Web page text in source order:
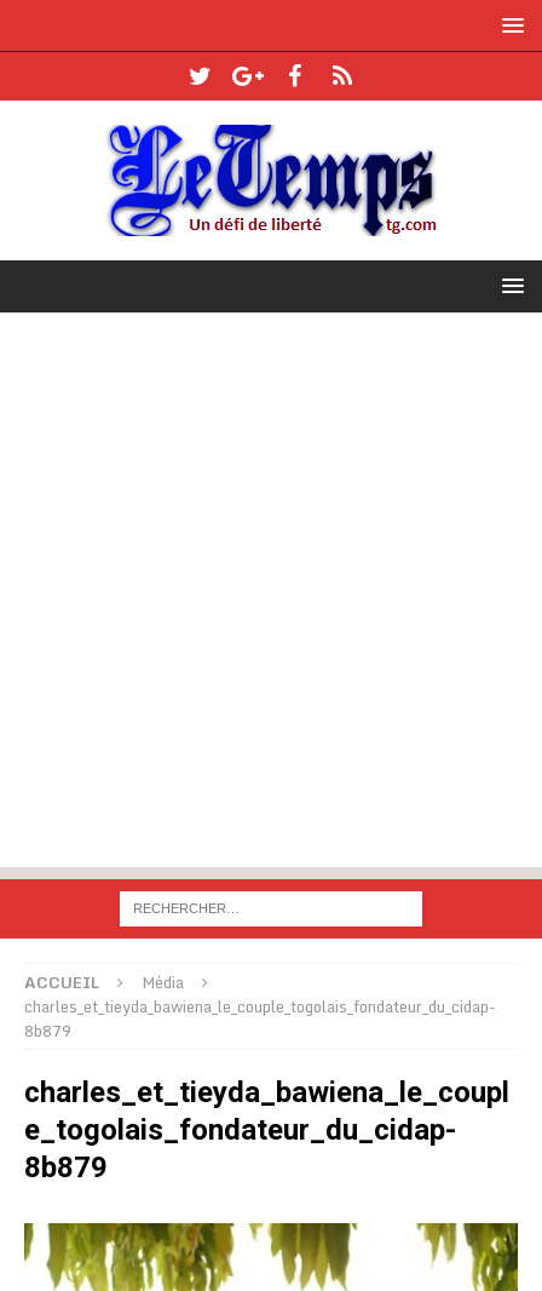
ACCUEIL
Média
charles_et_tieyda_bawiena_le_couple_togolais_fondateur_du_cidap-
8b879
charles_et_tieyda_bawiena_le_coupl
e_togolais_fondateur_du_cidap-
8b879